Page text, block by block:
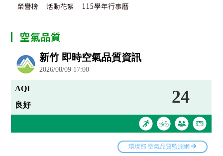
榮譽榜 活動花絮 115學年行事曆
空氣品質